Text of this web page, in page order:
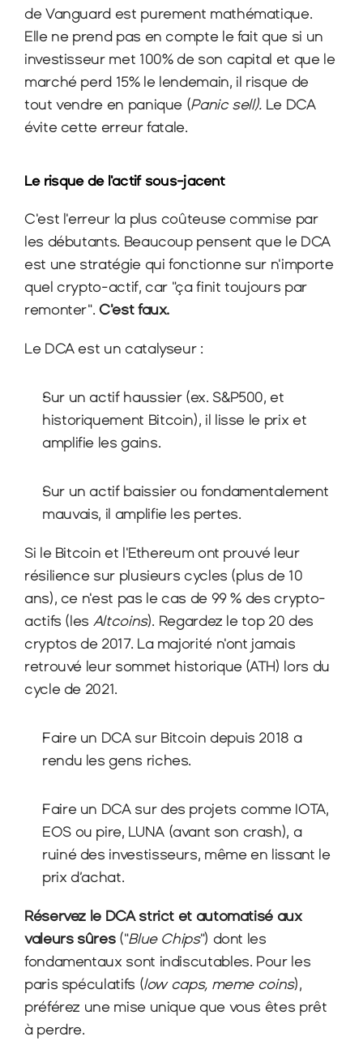
de Vanguard est purement mathématique.
Elle ne prend pas en compte le fait que si un
investisseur met 100% de son capital et que le
marché perd 15% le lendemain, il risque de
tout vendre en panique (Panic sell). Le DCA
évite cette erreur fatale.
Le risque de l'actif sous-jacent
C'est l'erreur la plus coûteuse commise par
les débutants. Beaucoup pensent que le DCA
est une stratégie qui fonctionne sur n'importe
quel crypto-actif, car "ça finit toujours par
remonter". C'est faux.
Le DCA est un catalyseur :
Sur un actif haussier (ex. S&P500, et
historiquement Bitcoin), il lisse le prix et
amplifie les gains.
Sur un actif baissier ou fondamentalement
mauvais, il amplifie les pertes.
Si le Bitcoin et l'Ethereum ont prouvé leur
résilience sur plusieurs cycles (plus de 10
ans), ce n'est pas le cas de 99 % des crypto-
actifs (les Altcoins). Regardez le top 20 des
cryptos de 2017. La majorité n'ont jamais
retrouvé leur sommet historique (ATH) lors du
cycle de 2021.
Faire un DCA sur Bitcoin depuis 2018 a
rendu les gens riches.
Faire un DCA sur des projets comme IOTA,
EOS ou pire, LUNA (avant son crash), a
ruiné des investisseurs, même en lissant le
prix d’achat.
Réservez le DCA strict et automatisé aux
valeurs sûres ("Blue Chips") dont les
fondamentaux sont indiscutables. Pour les
paris spéculatifs (low caps, meme coins),
préférez une mise unique que vous êtes prêt
à perdre.